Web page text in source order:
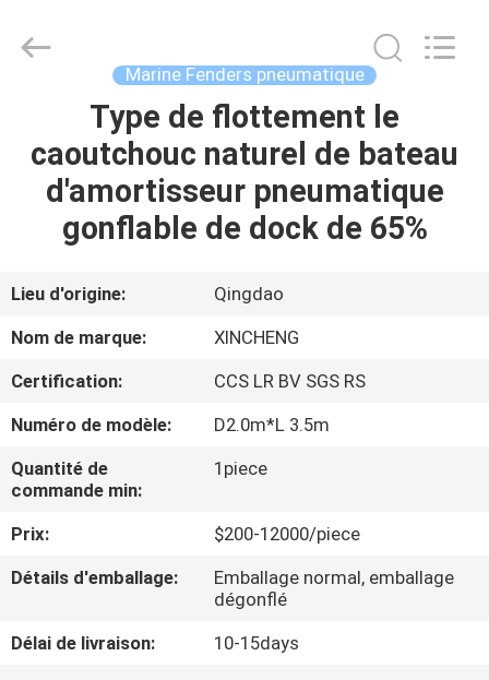
MAISON
PRODUITS
SHOW
PROPOS
DE
NOUS
VISITE
D'USINE
CONTRÔLE
Products
Marine Fenders pneumatique
Type de flottement le
caoutchouc naturel de bateau
d'amortisseur pneumatique
gonflable de dock de 65%
Lieu d'origine:
Qingdao
Nom de marque:
XINCHENG
Certification:
CCS LR BV SGS RS
Numéro de modèle:
D2.0m*L 3.5m
Quantité de
commande min:
1piece
Prix:
$200-12000/piece
Détails d'emballage:
Emballage normal, emballage
dégonflé
Délai de livraison:
10-15days